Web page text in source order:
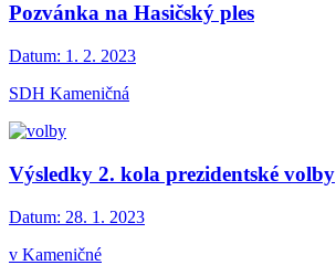
Pozvánka na Hasičský ples
Datum: 1. 2. 2023
SDH Kameničná
Výsledky 2. kola prezidentské volby
Datum: 28. 1. 2023
v Kameničné